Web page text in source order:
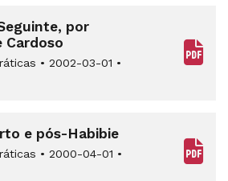
por
Cardoso
• 2002-03-01 •
e pós-Habibie
• 2000-04-01 •